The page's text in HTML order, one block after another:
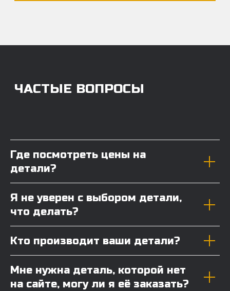
Где посмотреть цены на
детали?
Я не уверен с выбором детали,
что делать?
Кто производит ваши детали?
Мне нужна деталь, которой нет
на сайте, могу ли я её заказать?